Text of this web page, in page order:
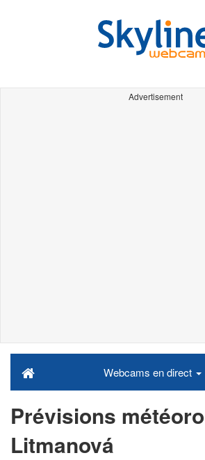
Advertisement
Webcams en direct
Prévisions
Litmanová